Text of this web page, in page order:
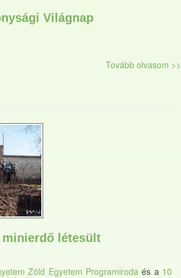
Világnap
Tovább olvasom >>
minierdő létesült
Zöld Egyetem Programirodaés a 10